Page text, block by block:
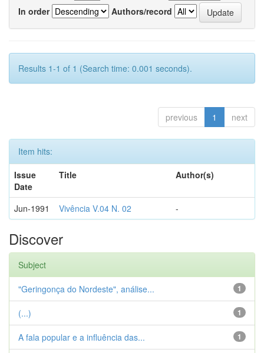
In order
Authors/record
Results 1-1 of 1 (Search time: 0.001 seconds).
previous 1 next
Item hits:
Issue
Date
Title Author(s)
Jun-1991 Vivência V.04 N. 02 -
Discover
Subject
1
"Geringonça do Nordeste", análise...
1
(...)
1
A fala popular e a influência das...